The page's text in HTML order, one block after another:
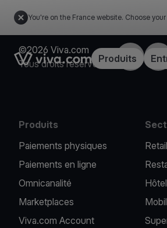
You're on the France website. Choose
Link to the homepageProduits
©2026 Viva.com
Tous droits réservés
Facebook
X
Produits
Paiements physiques
Paiements en ligne
Omnicanalité
Marketplaces
Viva.com Account
Retail